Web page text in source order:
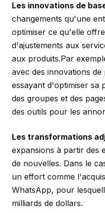
Les innovations de
changements qu'une
optimiser ce qu'elle
d'ajustements aux
aux produits.Par
avec des innovations
essayant d'optimiser sa
des groupes et des
des outils pour les
Les transformations
expansions à partir des
de nouvelles. Dans le
un effort comme
WhatsApp, pour
milliards de dollars.